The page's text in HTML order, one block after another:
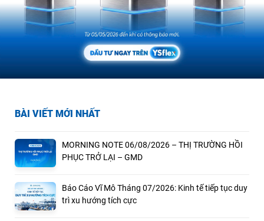
BÀI VIẾT MỚI NHẤT
MORNING NOTE 06/08/2026 – THỊ TRƯỜNG HỒI
PHỤC TRỞ LẠI – GMD
Báo Cáo Vĩ Mô Tháng 07/2026: Kinh tế tiếp tục duy
trì xu hướng tích cực